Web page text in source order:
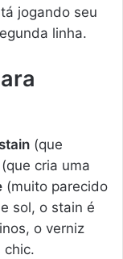
jogando seu
linha.
(que
(que cria uma
(muito parecido
sol, o stain é
o verniz
chic.